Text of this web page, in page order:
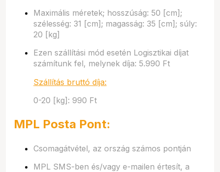
Maximális méretek; hosszúság: 50 [cm];
szélesség: 31 [cm]; magasság: 35 [cm]; súly:
20 [kg]
Ezen szállítási mód esetén Logisztikai díjat
számítunk fel, melynek díja: 5.990 Ft
Szállítás bruttó díja:
0-20 [kg]: 990 Ft
MPL Posta Pont:
Csomagátvétel, az ország számos pontján
MPL SMS-ben és/vagy e-mailen értesít, a